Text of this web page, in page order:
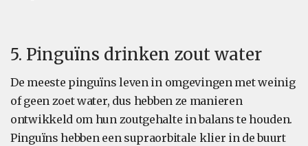
5. Pinguïns drinken zout water
De meeste pinguïns leven in omgevingen met weinig
of geen zoet water, dus hebben ze manieren
ontwikkeld om hun zoutgehalte in balans te houden.
Pinguïns hebben een supraorbitale klier in de buurt